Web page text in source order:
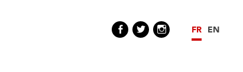
Facebook
TwitterInstagram
FR EN